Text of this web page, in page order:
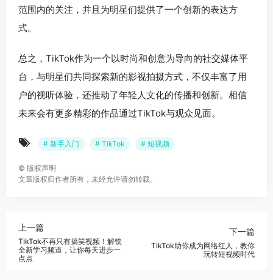
范围内的关注，并且为明星们提供了一个创新的表达方
式。
总之，TikTok作为一个以时尚和创意为导向的社交媒体平
台，与明星们共同探索新的影视拍摄方式，不仅丰富了用
户的视听体验，还推动了年轻人文化的传播和创新。相信
未来会有更多精彩的作品通过TikTok与观众见面。
# 新手入门 # TikTok # 短视频
© 版权声明
文章版权归作者所有，未经允许请勿转载。
上一篇
TikTok不再只有搞笑视频！解锁
全新学习频道，让你每天进步一
点点
下一篇
TikTok助你成为网络红人，教你
玩转短视频时代